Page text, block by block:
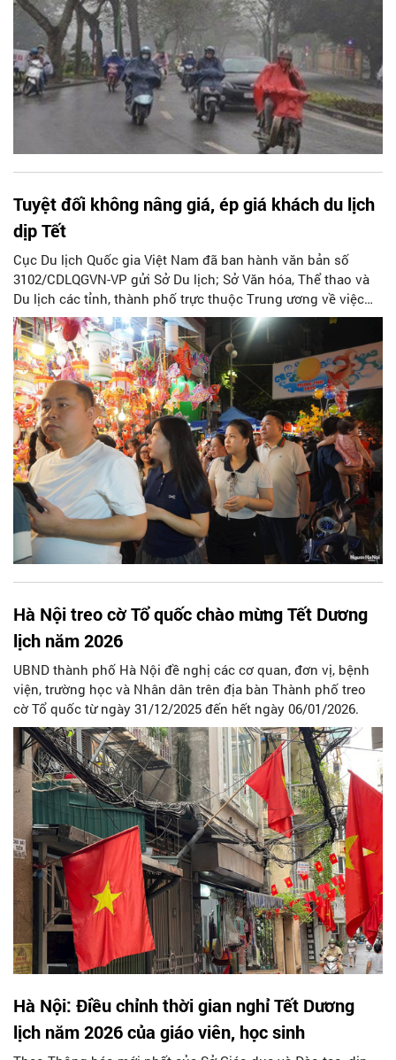
Tuyệt đối không nâng giá, ép giá khách du lịch
dịp Tết
Cục Du lịch Quốc gia Việt Nam đã ban hành văn bản số
3102/CDLQGVN-VP gửi Sở Du lịch; Sở Văn hóa, Thể thao và
Du lịch các tỉnh, thành phố trực thuộc Trung ương về việc
chuẩn bị các điều kiện phục vụ khách du lịch dịp Tết Dương
lịch 2026 và Tết Nguyên đán Bính Ngọ.
Hà Nội treo cờ Tổ quốc chào mừng Tết Dương
lịch năm 2026
UBND thành phố Hà Nội đề nghị các cơ quan, đơn vị, bệnh
viện, trường học và Nhân dân trên địa bàn Thành phố treo
cờ Tổ quốc từ ngày 31/12/2025 đến hết ngày 06/01/2026.
Hà Nội: Điều chỉnh thời gian nghỉ Tết Dương
lịch năm 2026 của giáo viên, học sinh